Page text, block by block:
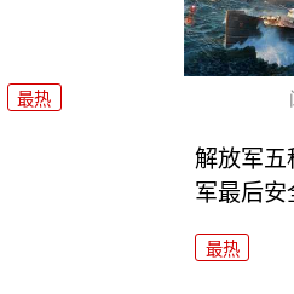
最热
解放军五
军最后安
最热